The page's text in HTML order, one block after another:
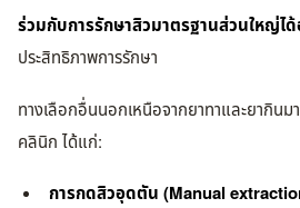
ร่วมกับการรักษาสิวมาตรฐานส่วนใหญ่ไ
ประสิทธิภาพการรักษา
ทางเลือกอื่นนอกเหนือจากยาทาและยากินม
คลินิก ได้แก่:
การกดสิวอุดตัน (Manual